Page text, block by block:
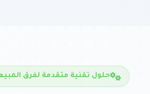
حلول تقنية متقدمة لفرق